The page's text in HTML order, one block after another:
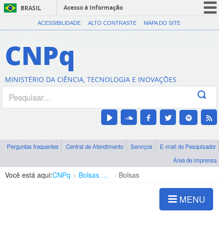
BRASIL
Acesso à informação
CORONAVÍRUS (COVID-19)
Canais
ACESSIBILIDADE ALTO CONTRASTE MAPA DO SITE
CNPq
MINISTÉRIO DA CIÊNCIA, TECNOLOGIA E INOVAÇÕES
Perguntas frequentes Central de Atendimento Serviços
E-mail do Pesquisador
Área de imprensa
Você está aqui:CNPq Bolsas e Auxílios Vigentes Bolsas
MENU